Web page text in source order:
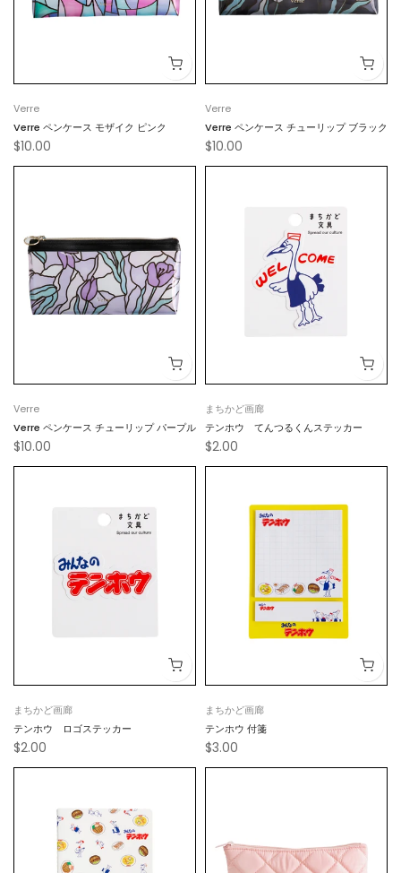
Verre
Verre ペンケース モザイク ピンク
$10.00
Verre
Verre ペンケース チューリップ ブラック
$10.00
Verre
Verre ペンケース チューリップ パープル
$10.00
まちかど画廊
テンホウ てんつるくんステッカー
$2.00
まちかど画廊
テンホウ ロゴステッカー
$2.00
まちかど画廊
テンホウ 付箋
$3.00